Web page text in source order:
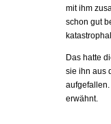
mit ihm
schon gut
Das hatte
sie ihn aus
erwähnt.